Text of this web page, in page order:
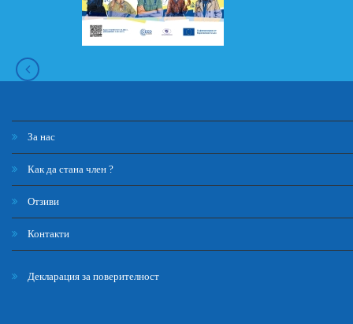
За нас
Как да стана член ?
Отзиви
Контакти
Декларация за поверителност